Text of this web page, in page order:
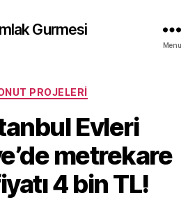
Gurmesi
Menu
Categories
PROJELERI
Evleri
metrekare
4 bin TL!